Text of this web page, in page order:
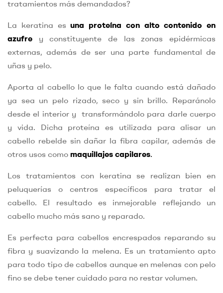
tratamientos más demandados?
La keratina esuna proteína con alto contenido en
azufre y constituyente de las zonas epidérmicas
externas, además de ser una parte fundamental de
uñas y pelo.
Aporta al cabello lo que le falta cuando está dañado
ya sea un pelo rizado, seco y sin brillo. Reparánolo
desde el interior y transformándolo para darle cuerpo
y vida. Dicha proteína es utilizada para alisar un
cabello rebelde sin dañar la fibra capilar, además de
otros usos como maquillajes capilares.
Los tratamientos con keratina se realizan bien en
peluquerías o centros específicos para tratar el
cabello. El resultado es inmejorable reflejando un
cabello mucho más sano y reparado.
Es perfecta para cabellos encrespados reparando su
fibra y suavizando la melena. Es un tratamiento apto
para todo tipo de cabellos aunque en melenas con pelo
fino se debe tener cuidado para no restar volumen.